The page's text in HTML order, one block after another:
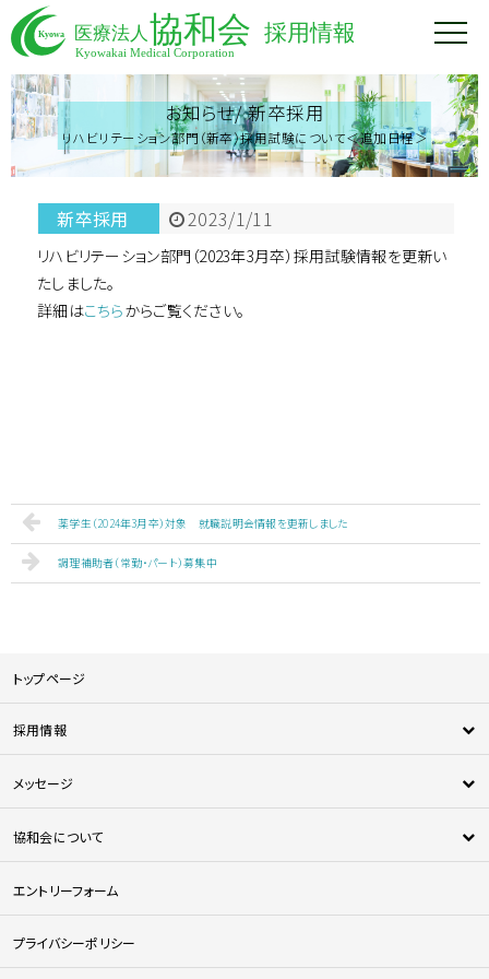
お知らせ/新卒採用
リハビリテーション部門（新卒）採用試験について＜追加日程＞
新卒採用 2023/1/11
リハビリテーション部門（2023年3月卒）採用試験情報を更新い
たしました。
詳細はこちらからご覧ください。
薬学生（2024年3月卒）対象 就職説明会情報を更新しました
調理補助者（常勤・パート）募集中
トップページ
採用情報
医師採用
メッセージ
協和会について
協和会を知る
人材育成について
エントリーフォーム
プライバシーポリシー